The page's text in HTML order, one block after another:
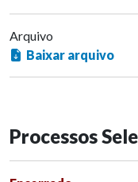
Arquivo
Baixar arquivo
Processos